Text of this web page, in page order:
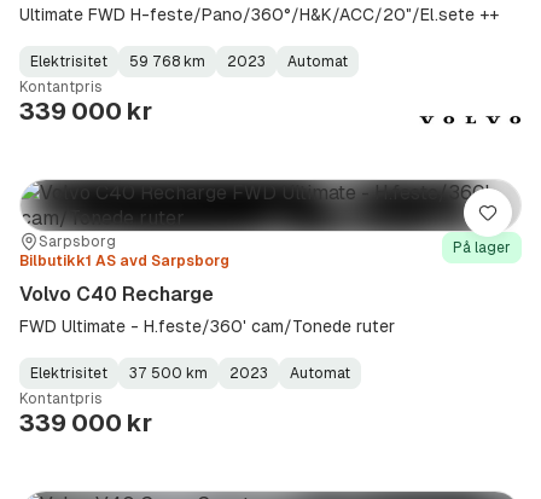
Ultimate FWD H-feste/Pano/360°/H&K/ACC/20"/El.sete ++
Fuel
Type:
Elektrisitet
Kilometerstand:
59 768 km
Model
Year:
2023
Gearbox
Type:
Automat
Kontantpris
339 000 kr
Sted:
Sarpsborg
Forhandler:
Bilbutikk1 AS avd Sarpsborg
På lager
Volvo C40 Recharge
FWD Ultimate - H.feste/360' cam/Tonede ruter
Fuel
Type:
Elektrisitet
Kilometerstand:
37 500 km
Model
Year:
2023
Gearbox
Type:
Automat
Kontantpris
339 000 kr
Lagre